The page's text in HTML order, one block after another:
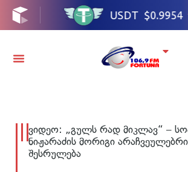
ვიდეო: „გულს რად მიკლავ“ –
ნიჟარაძის მორიგი
შესრულება